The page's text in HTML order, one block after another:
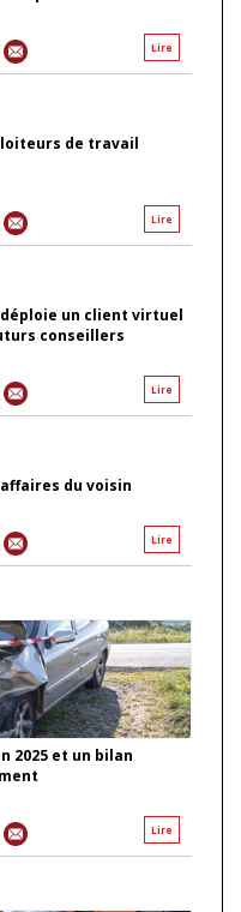
Lire
de travail
Lire
déploie un client virtuel
conseillers
Lire
du voisin
Lire
2025 et un bilan
Lire